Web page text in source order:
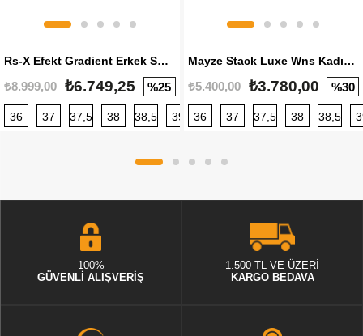
Rs-X Efekt Gradient Erkek Sneaker
₺8.999,00 ₺6.749,25 %25
36 37 37,5 38 38,5 39 40 40,5 41 42 42,5
Mayze Stack Luxe Wns Kadın Sneaker
₺5.400,00 ₺3.780,00 %30
36 37 37,5 38 38,5
100%
GÜVENLİ ALIŞVERİŞ
1.500 TL VE ÜZERİ
KARGO BEDAVA